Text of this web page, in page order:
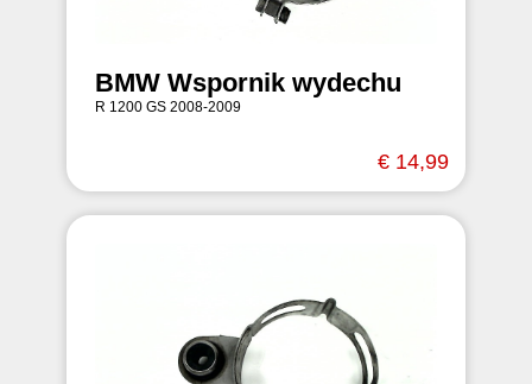
BMW Wspornik wydechu
R 1200 GS 2008-2009
€ 14,99